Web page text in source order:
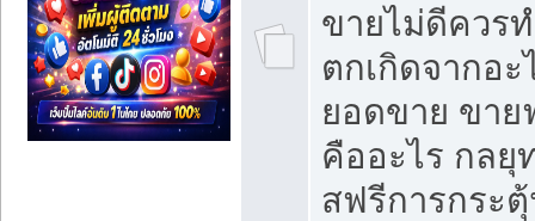
ขายไม่ดีควร
ตกเกิดจากอะ
ยอดขาย ขาย
คืออะไร กลยุ
สฟรีการกระ